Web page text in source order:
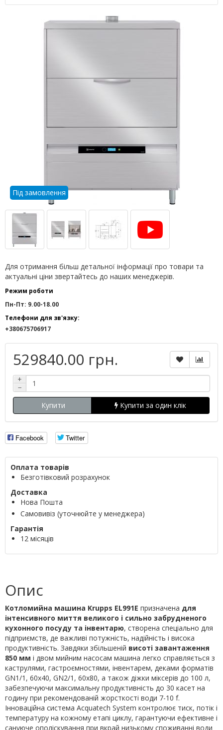
Під замовлення
Для отримання більш детальної інформації про товари та
актуальні ціни звертайтесь до наших менеджерів.
Режим роботи
Пн-Пт: 9.00-18.00
Телефони для зв'язку:
+380675706917
529840.00 грн.
+
−
Купити
Купити за один клік
Facebook Twitter
Оплата товарів
Безготівковий розрахунок
Доставка
Нова Пошта
Самовивіз (уточнюйте у менеджера)
Гарантія
12 місяців
Опис
Котломийна машина Krupps EL991E призначена для
інтенсивного миття великого і сильно забрудненого
кухонного посуду та інвентарю, створена спеціально для
підприємств, де важливі потужність, надійність і висока
продуктивність. Завдяки збільшеній висоті завантаження
850 мм і двом мийним насосам машина легко справляється з
каструлями, гастроємностями, інвентарем, деками форматів
GN1/1, 60х40, GN2/1, 60х80, а також діжки міксерів до 100 л,
забезпечуючи максимальну продуктивність до 30 касет на
годину при рекомендованій жорсткості води 7-10 f.
Інноваційна система Acquatech System контролює тиск, потік і
температуру на кожному етапі циклу, гарантуючи ефективне і
сануюче ополіскування при вкрай низькому споживанні води